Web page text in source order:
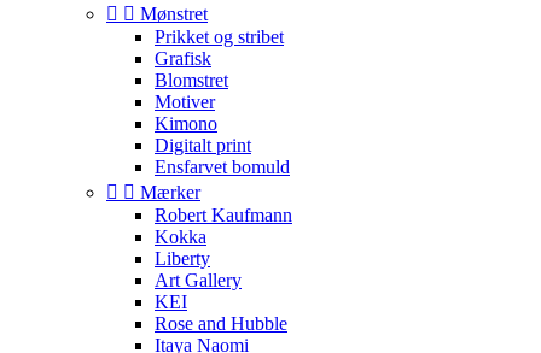
  Mønstret
Prikket og stribet
Grafisk
Blomstret
Motiver
Kimono
Digitalt print
Ensfarvet bomuld
  Mærker
Robert Kaufmann
Kokka
Liberty
Art Gallery
KEI
Rose and Hubble
Itaya Naomi